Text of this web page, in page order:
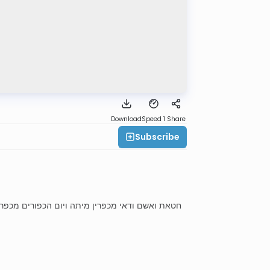
DownloadSpeed 1 Share
Subscribe
חטאת ואשם ודאי מכפרין מיתה ויום הכפורים